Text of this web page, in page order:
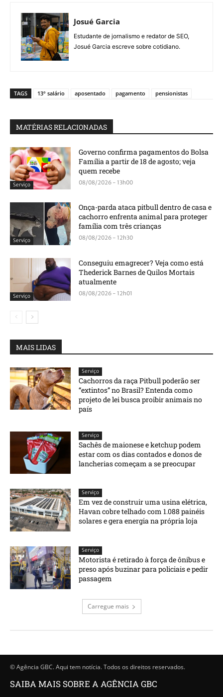
Josué Garcia
Estudante de jornalismo e redator de SEO,
Josué Garcia escreve sobre cotidiano.
TAGS 13° salário aposentado pagamento pensionistas
MATÉRIAS RELACIONADAS
Serviço
Governo confirma pagamentos do Bolsa
Família a partir de 18 de agosto; veja
quem recebe
08/08/2026 - 13h00
Serviço
Onça-parda ataca pitbull dentro de casa e
cachorro enfrenta animal para proteger
família com três crianças
08/08/2026 - 12h30
Serviço
Conseguiu emagrecer? Veja como está
Thederick Barnes de Quilos Mortais
atualmente
08/08/2026 - 12h01
MAIS LIDAS
Serviço
Cachorros da raça Pitbull poderão ser
“extintos” no Brasil? Entenda como
projeto de lei busca proibir animais no
país
Serviço
Sachês de maionese e ketchup podem
estar com os dias contados e donos de
lancherias começam a se preocupar
Serviço
Em vez de construir uma usina elétrica,
Havan cobre telhado com 1.088 painéis
solares e gera energia na própria loja
Serviço
Motorista é retirado à força de ônibus e
preso após buzinar para policiais e pedir
passagem
Carregue mais
© Agência GBC. Aqui tem notícia. Todos os direitos reservados.
SAIBA MAIS SOBRE A AGÊNCIA GBC